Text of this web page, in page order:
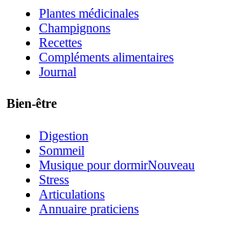
Plantes médicinales
Champignons
Recettes
Compléments alimentaires
Journal
Bien-être
Digestion
Sommeil
Musique pour dormirNouveau
Stress
Articulations
Annuaire praticiens